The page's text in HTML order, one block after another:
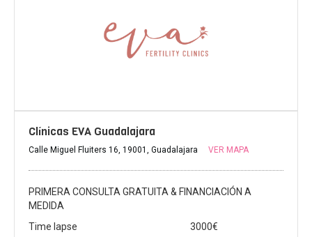
Clínicas EVA Guadalajara
Calle Miguel Fluiters 16, 19001, Guadalajara VER MAPA
PRIMERA CONSULTA GRATUITA & FINANCIACIÓN A
MEDIDA
Time lapse
3000€